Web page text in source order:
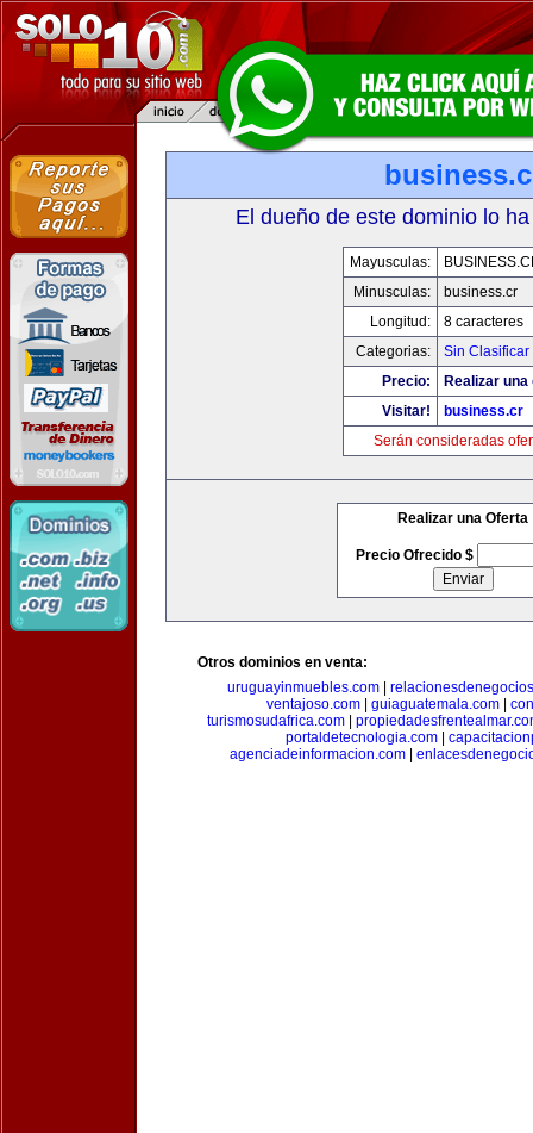
El dueño de este dominio lo
Mayusculas:
Minusculas:
business.cr
Longitud:
8 caracteres
Categorias:
Sin Clasificar
Precio:
Realizar
Visitar!
business.cr
Serán consideradas
Realizar una Oferta
Precio Ofrecido $
Otros dominios en venta:
uruguayinmuebles.com|
ventajoso.com
guiaguatemala.com
turismosudafrica.com
portaldetecnologia.com|
agenciadeinformacion.com